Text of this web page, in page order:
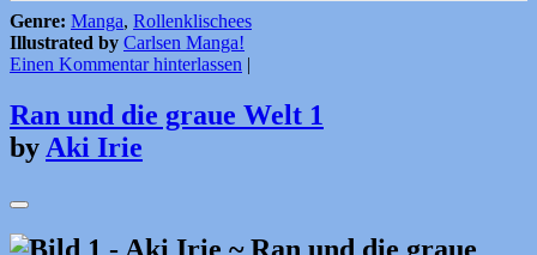
Genre: Manga, Rollenklischees
Illustrated by Carlsen Manga!
Einen Kommentar hinterlassen |
Ran und die graue Welt 1
by Aki Irie